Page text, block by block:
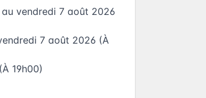
auvendredi 7 août 2026
7 août 2026 (À
(À 19h00)